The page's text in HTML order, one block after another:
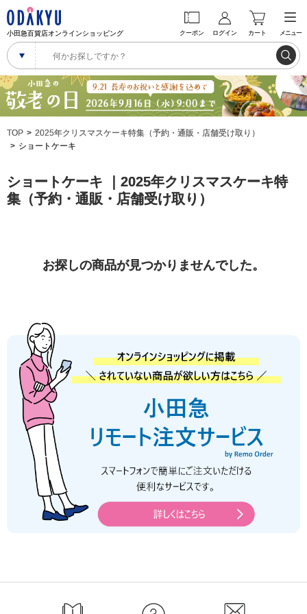
小田急百貨店オンラインショッピング クーポン ログイン カート メニュー
TOP
2025年クリスマスケーキ特集（予約・通販・店舗受け取り）
ショートケーキ
ショートケーキ ｜2025年クリスマスケーキ特
集（予約・通販・店舗受け取り）
お探しの商品が見つかりませんでした。